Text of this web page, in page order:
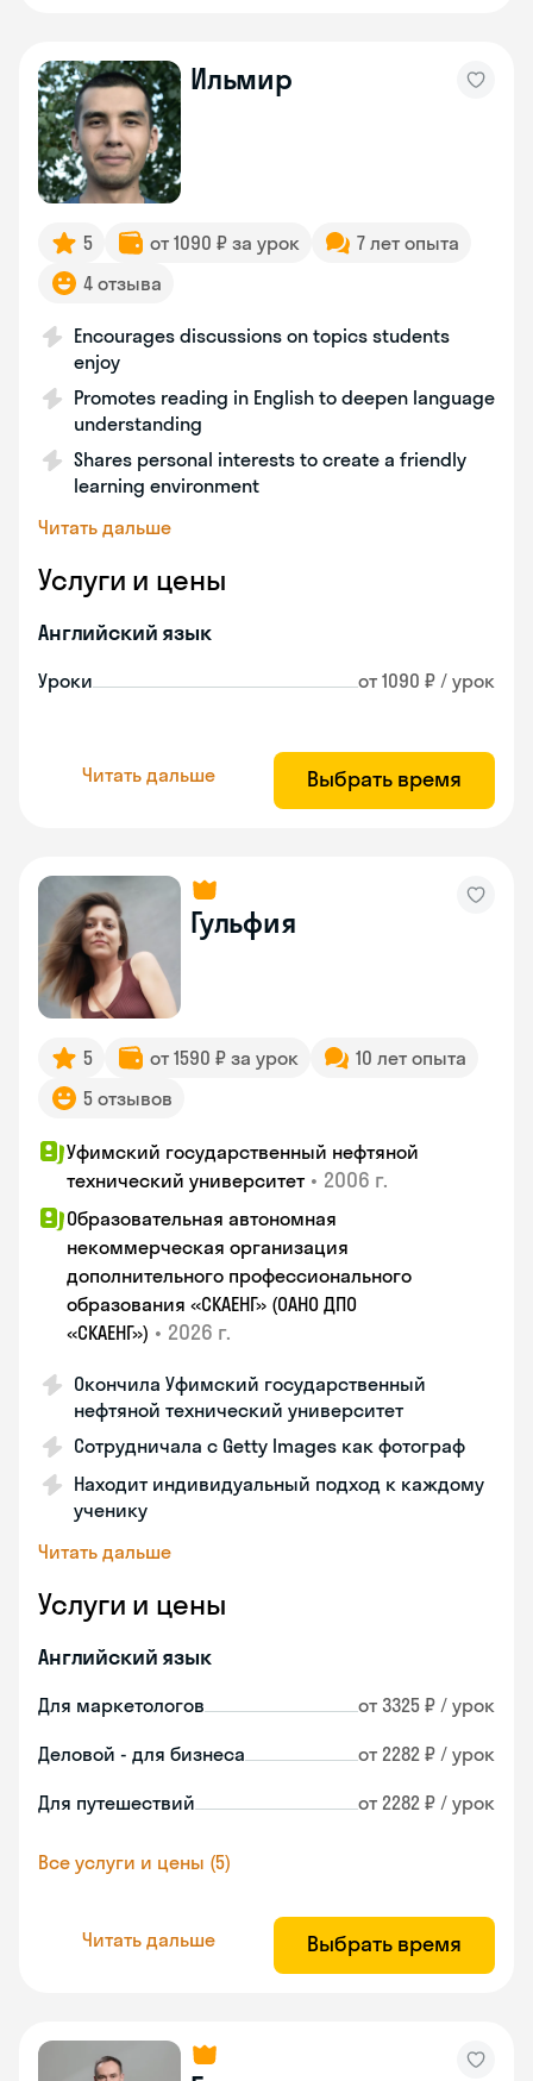
Ильмир
5 от 1090 ₽ за урок
7 лет опыта
4 отзыва
Encourages discussions on topics students
enjoy
Promotes reading in English to deepen language
understanding
Shares personal interests to create a friendly
learning environment
Читать дальше
Услуги и цены
Английский язык
Уроки от 1090 ₽ / урок
Читать дальше Выбрать время
Гульфия
5 от 1590 ₽ за урок
10 лет опыта
5 отзывов
Уфимский государственный нефтяной
технический университет • 2006 г.
Образовательная автономная
некоммерческая организация
дополнительного профессионального
образования «СКАЕНГ» (ОАНО ДПО
«СКАЕНГ») • 2026 г.
Окончила Уфимский государственный
нефтяной технический университет
Сотрудничала с Getty Images как фотограф
Находит индивидуальный подход к каждому
ученику
Читать дальше
Услуги и цены
Английский язык
Для маркетологов от 3325 ₽ / урок
Деловой - для бизнеса от 2282 ₽ / урок
Для путешествий от 2282 ₽ / урок
Все услуги и цены (5)
Читать дальше Выбрать время